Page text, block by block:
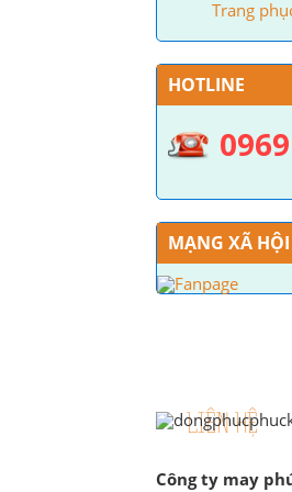
Trang
HOTLINE
MẠNG XÃ HỘI
LIÊN HỆ
Công ty may